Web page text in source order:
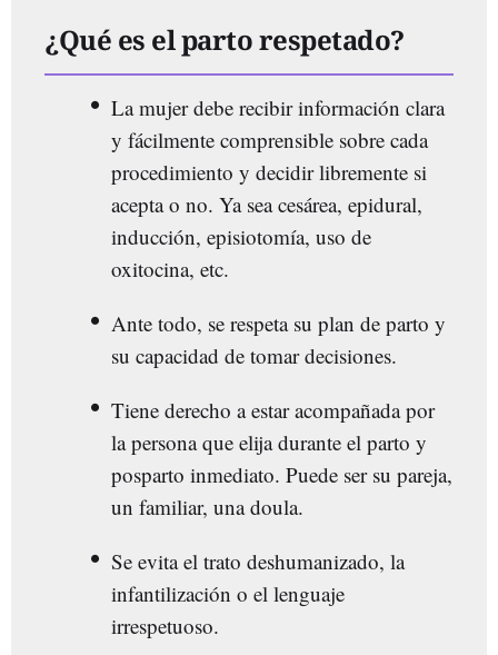
¿Qué es el parto respetado?
La mujer debe recibir información clara
y fácilmente comprensible sobre cada
procedimiento y decidir libremente si
acepta o no. Ya sea cesárea, epidural,
inducción, episiotomía, uso de
oxitocina, etc.
Ante todo, se respeta su plan de parto y
su capacidad de tomar decisiones.
Tiene derecho a estar acompañada por
la persona que elija durante el parto y
posparto inmediato. Puede ser su pareja,
un familiar, una doula.
Se evita el trato deshumanizado, la
infantilización o el lenguaje
irrespetuoso.